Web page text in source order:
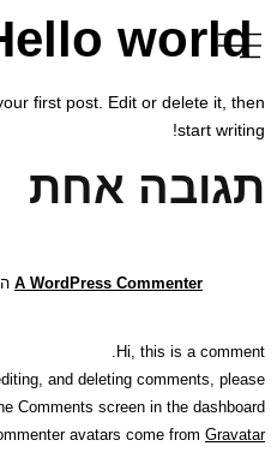
לֵב:
זֶה
מֻפְעֶלֶת
נָגִישׁ
בִּקְלִיק
world!
first post. Edit or delete it, then
start writing!
תגובה אחת
A WordPress Commenter
Hi, this is a comment.
and deleting comments, please
Comments screen in the dashboard.
avatars come from Gravatar